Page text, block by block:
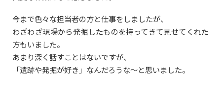
今まで色々な担当者の方と仕事をしましたが、
わざわざ現場から発掘したものを持ってきて見せてくれた
方もいました。
あまり深く話すことはないですが、
「遺跡や発掘が好き」なんだろうな〜と思いました。